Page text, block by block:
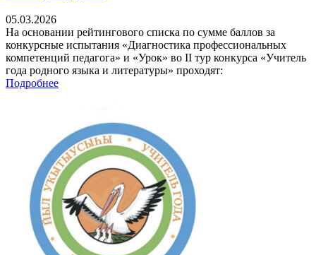
05.03.2026
На основании рейтингового списка по сумме баллов за
конкурсные испытания «Диагностика профессиональных
компетенций педагога» и «Урок» во II тур конкурса «Учитель
года родного языка и литературы» проходят:
Подробнее